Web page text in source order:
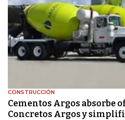
CONSTRUCCIÓN
Cementos Argos absorbe
Concretos Argos y